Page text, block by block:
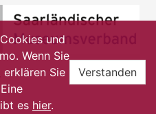
und
Wenn Sie
erklären Sie
es hier.
Verstanden